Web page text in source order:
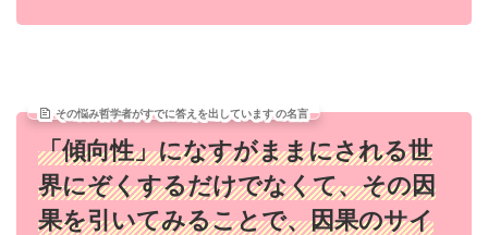
その悩み哲学者がすでに答えを出しています の名言
「傾向性」になすがままにされる世
界にぞくするだけでなくて、その因
果を引いてみることで、因果のサイ